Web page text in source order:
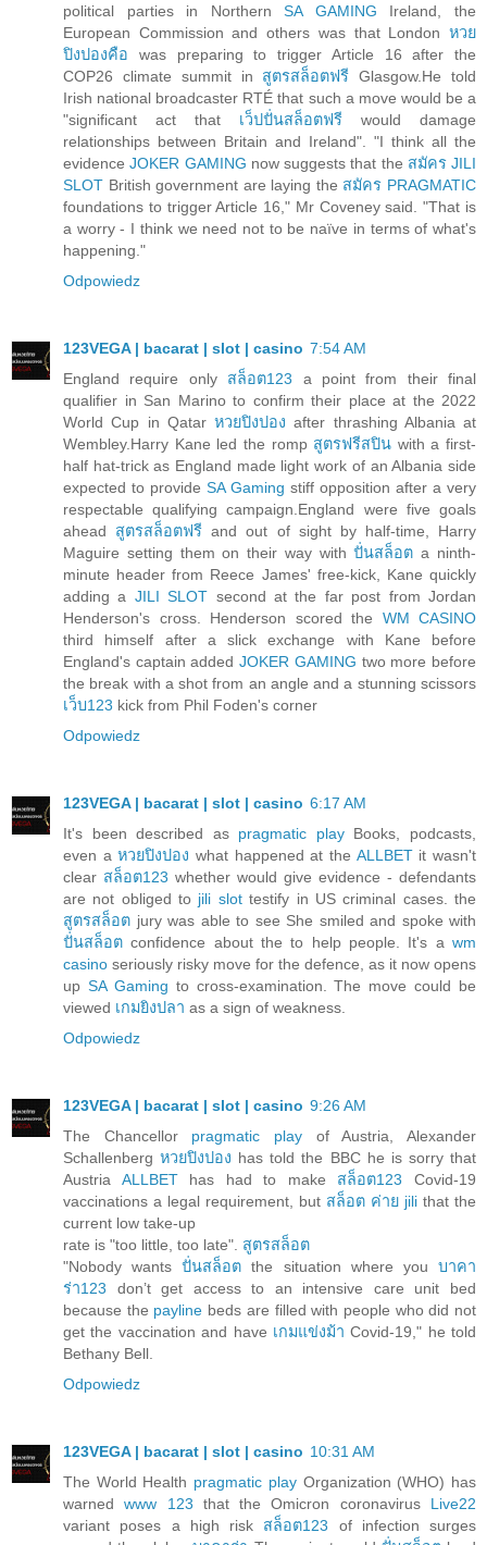
political parties in NorthernSA GAMING Ireland, the
European Commission and others was that London หวย
ปิงปองคือ was preparing to trigger Article 16 after the
COP26 climate summit in สูตรสล็อตฟรี Glasgow.He told
Irish national broadcaster RTÉ that such a move would be a
"significant act that เว็ปปั่นสล็อตฟรี would damage
relationships between Britain and Ireland". "I think all the
evidenceJOKER GAMING now suggests that the สมัคร JILI
SLOT British government are laying the สมัคร PRAGMATIC
foundations to trigger Article 16," Mr Coveney said. "That is
a worry - I think we need not to be naïve in terms of what's
happening."
Odpowiedz
123VEGA | bacarat | slot | casino 7:54 AM
England require only สล็อต123 a point from their final
qualifier in San Marino to confirm their place at the 2022
World Cup in Qatar หวยปิงปอง after thrashing Albania at
Wembley.Harry Kane led the romp สูตรฟรีสปิน with a first-
half hat-trick as England made light work of an Albania side
expected to provide SA Gaming stiff opposition after a very
respectable qualifying campaign.England were five goals
ahead สูตรสล็อตฟรี and out of sight by half-time, Harry
Maguire setting them on their way withปั่นสล็อต a ninth-
minute header from Reece James' free-kick, Kane quickly
adding a JILI SLOT second at the far post from Jordan
Henderson's cross. Henderson scored the WM CASINO
third himself after a slick exchange with Kane before
England's captain addedJOKER GAMING two more before
the break with a shot from an angle and a stunning scissors
เว็บ123 kick from Phil Foden's corner
Odpowiedz
123VEGA | bacarat | slot | casino 6:17 AM
It's been described as pragmatic playBooks, podcasts,
even aหวยปิงปอง what happened at the ALLBETit wasn't
clear สล็อต123 whether would give evidence - defendants
are not obliged to jili slottestify in US criminal cases. the
สูตรสล็อต jury was able to see She smiled and spoke with
ปั่นสล็อต confidence about the to help people. It's a wm
casino seriously risky move for the defence, as it now opens
up SA Gaming to cross-examination. The move could be
viewed เกมยิงปลา as a sign of weakness.
Odpowiedz
123VEGA | bacarat | slot | casino 9:26 AM
The Chancellor pragmatic play of Austria, Alexander
Schallenbergหวยปิงปอง has told the BBC he is sorry that
Austria ALLBEThas had to make สล็อต123 Covid-19
vaccinations a legal requirement, but สล็อต ค่าย jili that the
current low take-up
rate is "too little, too late". สูตรสล็อต
"Nobody wantsปั่นสล็อต the situation where youบาคา
ร่า123 don’t get access to an intensive care unit bed
because the payline beds are filled with people who did not
get the vaccination and have เกมแข่งม้า Covid-19," he told
Bethany Bell.
Odpowiedz
123VEGA | bacarat | slot | casino 10:31 AM
The World Health pragmatic playOrganization (WHO) has
warnedwww 123 that the Omicron coronavirus Live22
variant poses a high risk สล็อต123 of infection surges